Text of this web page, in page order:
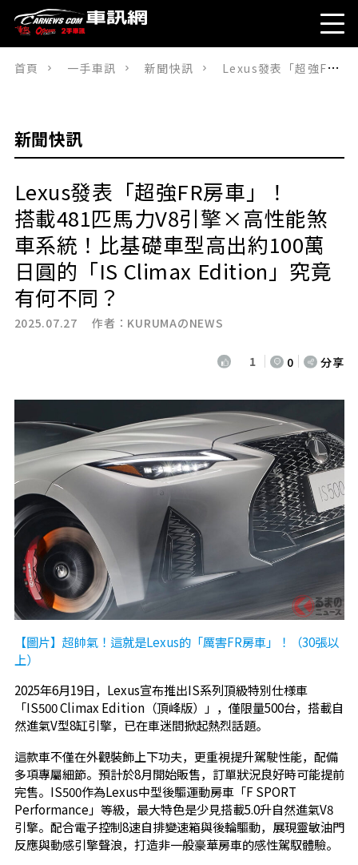
首頁 一手車訊 新聞快訊 Lexus發表「超強FR房車」！搭載481匹馬力V8引擎×高性能煞車系統！比基礎車型高出約100萬日圓的「IS Climax Edition」究竟有何不同？
新聞快訊
Lexus發表「超強FR房車」！
搭載481匹馬力V8引擎×高性能煞
車系統！比基礎車型高出約100萬
日圓的「IS Climax Edition」究竟
有何不同？
2025.07.27 作者： KURUMAのNEWS
1 0 分享
【圖片】超帥氣！這就是Lexus的「厲害FR房車」！（30張以
上）
2025年6月19日，Lexus宣布推出IS系列頂級特別仕様車
「IS500 Climax Edition（頂峰版）」，僅限量500台，搭載自
然進氣V型8缸引擎，已在車迷間掀起熱烈話題。
這款車不僅在外觀裝飾上下功夫，更重視提升駕駛性能，配備
多項專屬細節。預計於8月開始販售，訂單狀況良好時可能提前
完售。IS500作為Lexus中型後驅運動房車「F SPORT
Performance」等級，最大特色是少見搭載5.0升自然進氣V8
引擎。配合電子控制8速自排變速箱與後輪驅動，展現靈敏油門
反應與動感引擎聲浪，打造非一般豪華房車的感性駕馭體驗。